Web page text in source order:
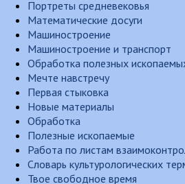
Портреты средневековья
Математические досуги
Машиностроение
Машиностроение и транспорт
Обработка полезных
Мечте навстречу
Первая стыковка
Новые материалы
Обработка
Полезные ископаемые
Работа по листам
Словарь культурологических
Твое свободное время